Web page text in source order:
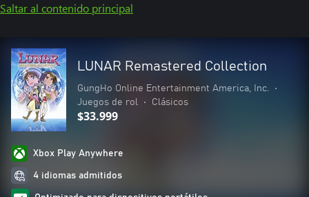
Saltar al contenido principal
LUNAR Remastered Collection
GungHo Online Entertainment America, Inc.
•
Juegos de rol
• Clásicos
$33.999
Xbox Play Anywhere
4 idiomas admitidos